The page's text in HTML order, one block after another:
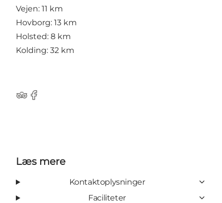
Vejen: 11 km
Hovborg: 13 km
Holsted: 8 km
Kolding: 32 km
Tripadvisor
Facebook
Læs mere
Kontaktoplysninger
Faciliteter